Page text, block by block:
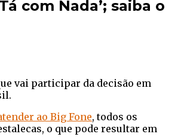
com Nada’; saiba o
vai participar da decisão em
ao Big Fone, todos os
o que pode resultar em